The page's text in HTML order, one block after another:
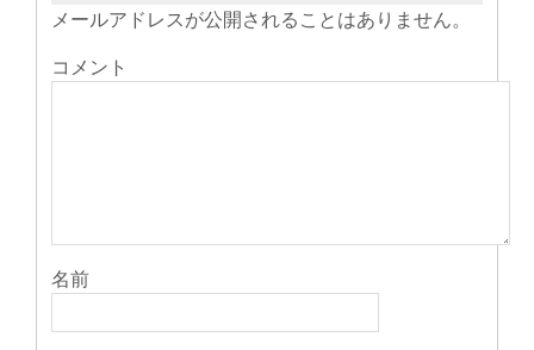
き
ま
メールアドレスが公開されることはありません。
コメント
名前